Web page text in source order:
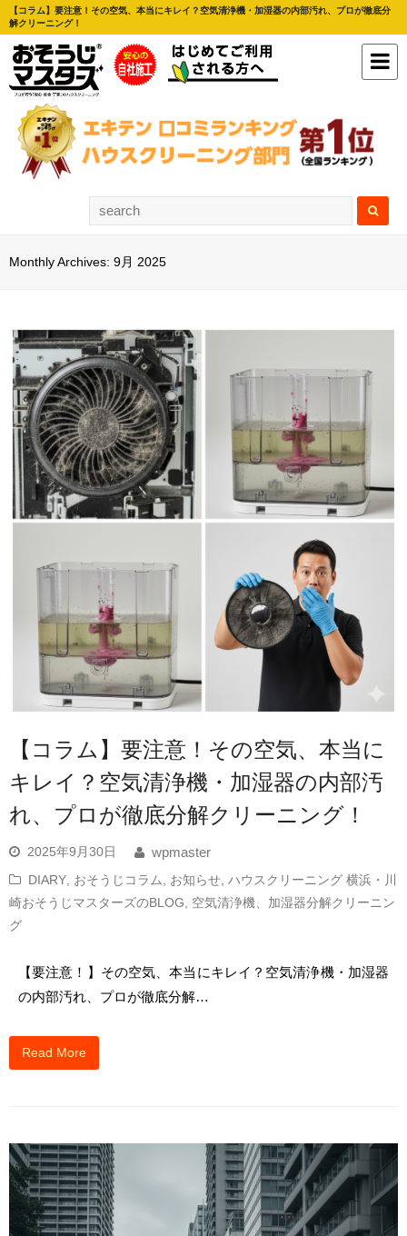
【コラム】要注意！その空気、本当にキレイ？空気清浄機・加湿器の内部汚れ、プロが徹底分
解クリーニング！
Monthly Archives: 9月 2025
【コラム】要注意！その空気、本当に
キレイ？空気清浄機・加湿器の内部汚
れ、プロが徹底分解クリーニング！
2025年9月30日
wpmaster
DIARY おそうじコラム お知らせ ハウスクリーニング 横浜・川
崎おそうじマスターズのBLOG
空気清浄機、加湿器分解クリーニン
グ
【要注意！】その空気、本当にキレイ？空気清浄機・加湿器
の内部汚れ、プロが徹底分解…
Read More